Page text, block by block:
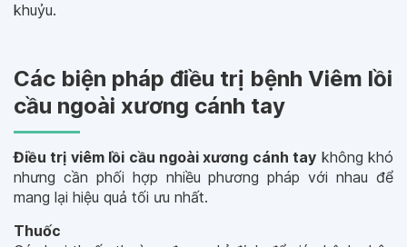
khuỷu.
Các biện pháp điều trị bệnh Viêm lồi
cầu ngoài xương cánh tay
Điều trị viêm lồi cầu ngoài xương cánh tay không khó
nhưng cần phối hợp nhiều phương pháp với nhau để
mang lại hiệu quả tối ưu nhất.
Thuốc